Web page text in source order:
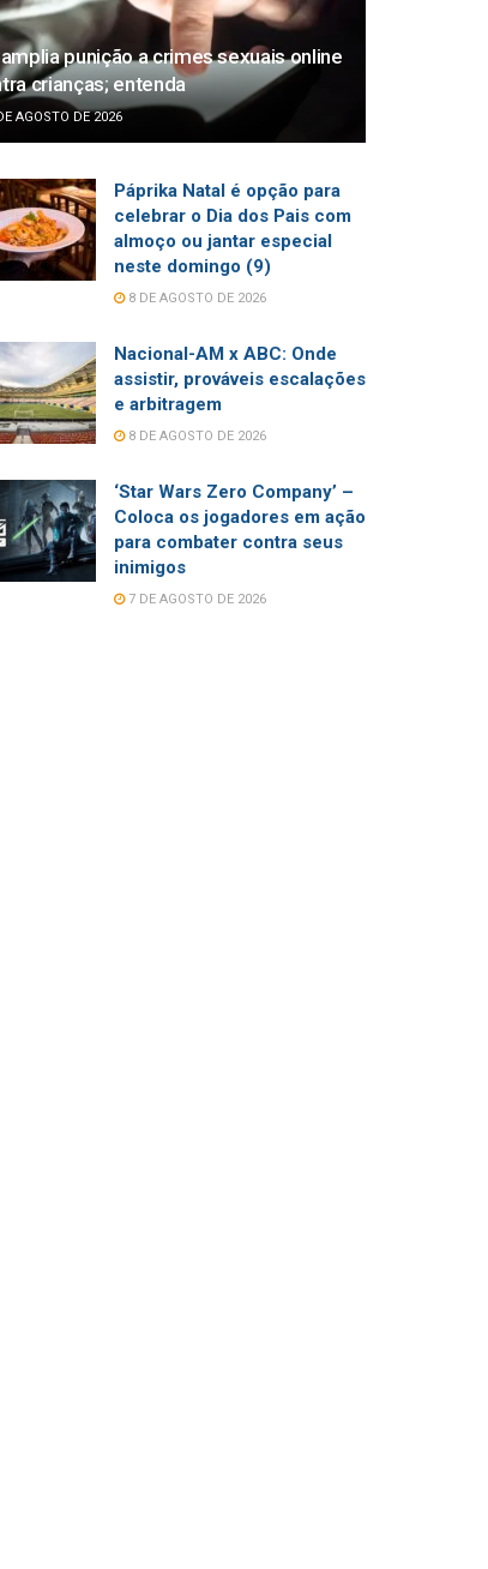
punição a crimes sexuais online
crianças; entenda
AGOSTO DE 2026
Páprika Natal é opção para
celebrar o Dia dos Pais com
almoço ou jantar especial
neste domingo (9)
8 DE AGOSTO DE 2026
Nacional-AM x ABC: Onde
assistir, prováveis escalações
e arbitragem
8 DE AGOSTO DE 2026
‘Star Wars Zero Company’ –
Coloca os jogadores em ação
para combater contra seus
inimigos
7 DE AGOSTO DE 2026